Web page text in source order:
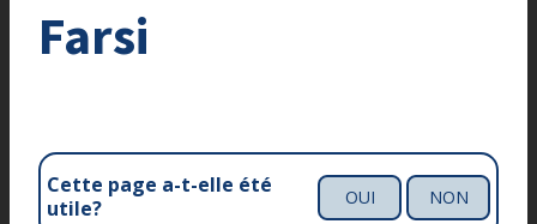
Farsi
Cette page a-t-elle été
utile?
OUI NON